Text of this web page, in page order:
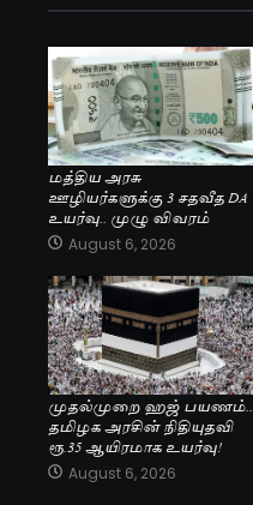
மத்திய அரசு
ஊழியர்களுக்கு 3 சதவீத DA
உயர்வு.. முழு விவரம்
August 6, 2026
முதல்முறை ஹஜ் பயணம்..
தமிழக அரசின் நிதியுதவி
ரூ.35 ஆயிரமாக உயர்வு!
August 6, 2026